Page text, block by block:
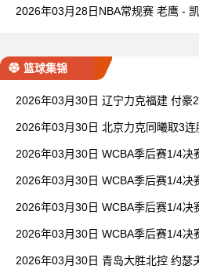
2026年03月28日NBA常规赛 老鹰 -
篮球集锦
2026年03月30日 辽宁力克福建 付豪
2026年03月30日 北京力克同曦取3连
2026年03月30日 WCBA季后赛1/4决
2026年03月30日 WCBA季后赛1/4决
2026年03月30日 WCBA季后赛1/4决
2026年03月30日 WCBA季后赛1/4决
2026年03月30日 青岛大胜北控 约瑟